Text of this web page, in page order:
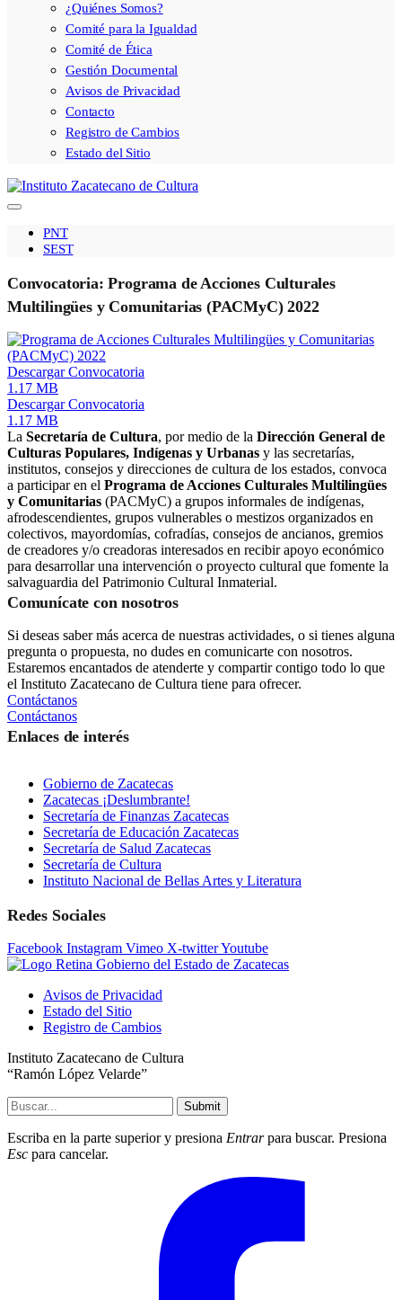
¿Quiénes Somos?
Comité para la Igualdad
Comité de Ética
Gestión Documental
Avisos de Privacidad
Contacto
Registro de Cambios
Estado del Sitio
PNT
SEST
Convocatoria: Programa de Acciones Culturales
Multilingües y Comunitarias (PACMyC) 2022
Descargar Convocatoria
1.17 MB
Descargar Convocatoria
1.17 MB
La Secretaría de Cultura, por medio de la Dirección General de
Culturas Populares, Indígenas y Urbanas y las secretarías,
institutos, consejos y direcciones de cultura de los estados, convoca
a participar en el Programa de Acciones Culturales Multilingües
y Comunitarias (PACMyC) a grupos informales de indígenas,
afrodescendientes, grupos vulnerables o mestizos organizados en
colectivos, mayordomías, cofradías, consejos de ancianos, gremios
de creadores y/o creadoras interesados en recibir apoyo económico
para desarrollar una intervención o proyecto cultural que fomente la
salvaguardia del Patrimonio Cultural Inmaterial.
Comunícate con nosotros
Si deseas saber más acerca de nuestras actividades, o si tienes alguna
pregunta o propuesta, no dudes en comunicarte con nosotros.
Estaremos encantados de atenderte y compartir contigo todo lo que
el Instituto Zacatecano de Cultura tiene para ofrecer.
Contáctanos
Contáctanos
Enlaces de interés
Gobierno de Zacatecas
Zacatecas ¡Deslumbrante!
Secretaría de Finanzas Zacatecas
Secretaría de Educación Zacatecas
Secretaría de Salud Zacatecas
Secretaría de Cultura
Instituto Nacional de Bellas Artes y Literatura
Redes Sociales
Facebook Instagram Vimeo X-twitterYoutube
Avisos de Privacidad
Estado del Sitio
Registro de Cambios
Instituto Zacatecano de Cultura
“Ramón López Velarde”
Submit
Escriba en la parte superior y presiona Entrarpara buscar. Presiona
Esc para cancelar.